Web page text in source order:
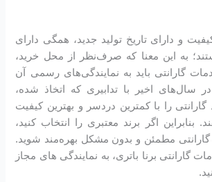
و دارای تاریخ تولید جدید، همگی دارای
به این معنا که صرف‌نظر از محل خرید،
گارانتی باید به نمایندگی‌های رسمی آن
در سال‌های اخیر با تدابیری که اتخاذ شده،
را با کمترین دردسر و بهترین کیفیت
بنابراین اگر برند معتبری را انتخاب کنید،
گارانتی مطمئن و بدون مشکل بهره‌مند شوید.
گارانتی برنا باتری، به نمایندگی های مجاز